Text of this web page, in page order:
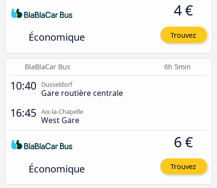
Économique
4 €
Trouvez
BlaBlaCar Bus 6h 5min
10:40 Dusseldorf
Gare routière centrale
16:45 Aix-la-Chapelle
West Gare
Économique
6 €
Trouvez